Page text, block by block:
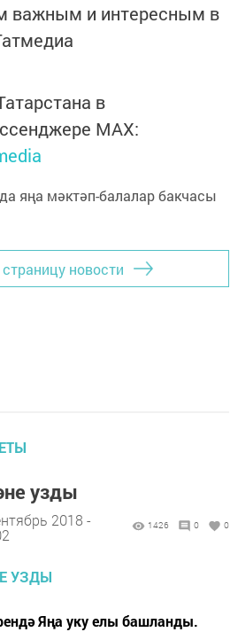
важным и интересным в
в
MАХ:
новости
узды
2018 -
1426 0 0
Яңа уку елы башланды.